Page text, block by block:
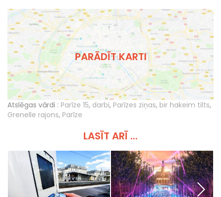
PARĀDĪT KARTI
Atslēgas vārdi : Parīze 15, darbi, Parīzes ziņas, bir hakeim tilts,
Grenelle rajons, Parīze
LASĪT ARĪ ...